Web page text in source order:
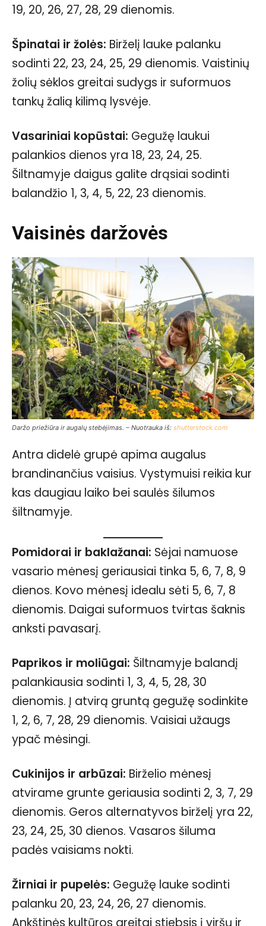
19, 20, 26, 27, 28, 29 dienomis.
Špinatai ir žolės: Birželį lauke palanku
sodinti 22, 23, 24, 25, 29 dienomis. Vaistinių
žolių sėklos greitai sudygs ir suformuos
tankų žalią kilimą lysvėje.
Vasariniai kopūstai: Gegužę laukui
palankios dienos yra 18, 23, 24, 25.
Šiltnamyje daigus galite drąsiai sodinti
balandžio 1, 3, 4, 5, 22, 23 dienomis.
Vaisinės daržovės
Daržo priežiūra ir augalų stebėjimas. – Nuotrauka iš: shutterstock.com
Antra didelė grupė apima augalus
brandinančius vaisius. Vystymuisi reikia kur
kas daugiau laiko bei saulės šilumos
šiltnamyje.
Pomidorai ir baklažanai: Sėjai namuose
vasario mėnesį geriausiai tinka 5, 6, 7, 8, 9
dienos. Kovo mėnesį idealu sėti 5, 6, 7, 8
dienomis. Daigai suformuos tvirtas šaknis
anksti pavasarį.
Paprikos ir moliūgai: Šiltnamyje balandį
palankiausia sodinti 1, 3, 4, 5, 28, 30
dienomis. Į atvirą gruntą gegužę sodinkite
1, 2, 6, 7, 28, 29 dienomis. Vaisiai užaugs
ypač mėsingi.
Cukinijos ir arbūzai: Birželio mėnesį
atvirame grunte geriausia sodinti 2, 3, 7, 29
dienomis. Geros alternatyvos birželį yra 22,
23, 24, 25, 30 dienos. Vasaros šiluma
padės vaisiams nokti.
Žirniai ir pupelės: Gegužę lauke sodinti
palanku 20, 23, 24, 26, 27 dienomis.
Ankštinės kultūros greitai stiebsis į viršų ir